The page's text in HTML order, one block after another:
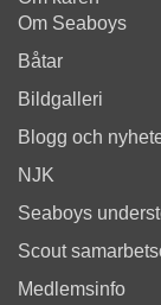
Om Seaboys
Båtar
Bildgalleri
Blogg och
NJK
Seaboys
Scout
Medlemsinfo